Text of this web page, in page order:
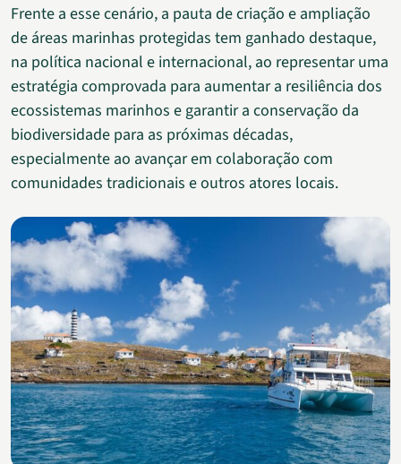
Frente a esse cenário, a pauta de criação e ampliação
de áreas marinhas protegidas tem ganhado destaque,
na política nacional e internacional, ao representar uma
estratégia comprovada para aumentar a resiliência dos
ecossistemas marinhos e garantir a conservação da
biodiversidade para as próximas décadas,
especialmente ao avançar em colaboração com
comunidades tradicionais e outros atores locais.